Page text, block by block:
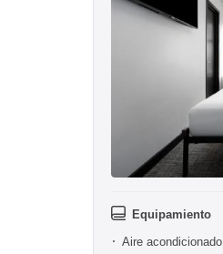
Equipamiento
Aire acondicionado